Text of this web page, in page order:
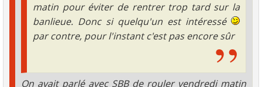
matin pour éviter de rentrer trop tard sur la
banlieue. Donc si quelqu'un est intéressé
par contre, pour l'instant c'est pas encore sûr
On avait parlé avec SBB de rouler vendredi matin